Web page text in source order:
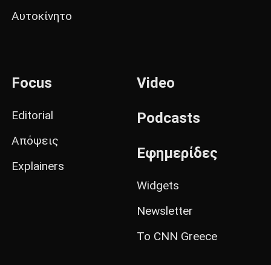
Αυτοκίνητο
Focus
Editorial
Απόψεις
Explainers
Video
Podcasts
Εφημερίδες
Widgets
Newsletter
Το CNN Greece